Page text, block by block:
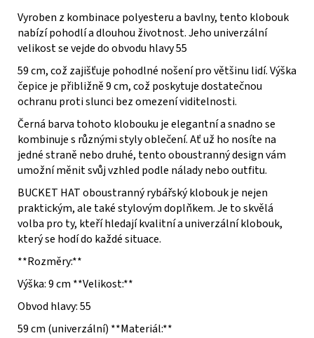
Vyroben z kombinace polyesteru a bavlny, tento klobouk
nabízí pohodlí a dlouhou životnost. Jeho univerzální
velikost se vejde do obvodu hlavy 55
59 cm, což zajišťuje pohodlné nošení pro většinu lidí. Výška
čepice je přibližně 9 cm, což poskytuje dostatečnou
ochranu proti slunci bez omezení viditelnosti.
Černá barva tohoto klobouku je elegantní a snadno se
kombinuje s různými styly oblečení. Ať už ho nosíte na
jedné straně nebo druhé, tento oboustranný design vám
umožní měnit svůj vzhled podle nálady nebo outfitu.
BUCKET HAT oboustranný rybářský klobouk je nejen
praktickým, ale také stylovým doplňkem. Je to skvělá
volba pro ty, kteří hledají kvalitní a univerzální klobouk,
který se hodí do každé situace.
**Rozměry:**
Výška: 9 cm **Velikost:**
Obvod hlavy: 55
59 cm (univerzální) **Materiál:**